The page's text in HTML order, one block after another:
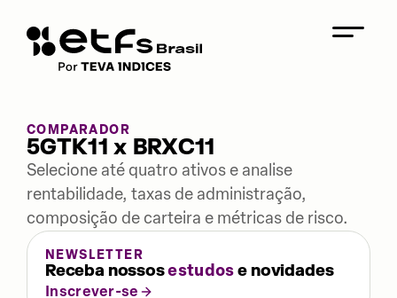
COMPARADOR
5GTK11 x BRXC11
Selecione até quatro ativos e analise
rentabilidade, taxas de administração,
composição de carteira e métricas de risco.
NEWSLETTER
Receba nossosestudose novidades
Inscrever-se